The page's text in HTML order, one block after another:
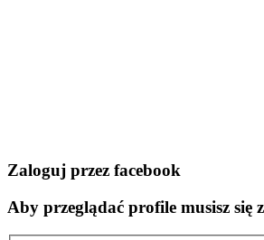
Zaloguj przez facebook
Aby przeglądać profile musisz się